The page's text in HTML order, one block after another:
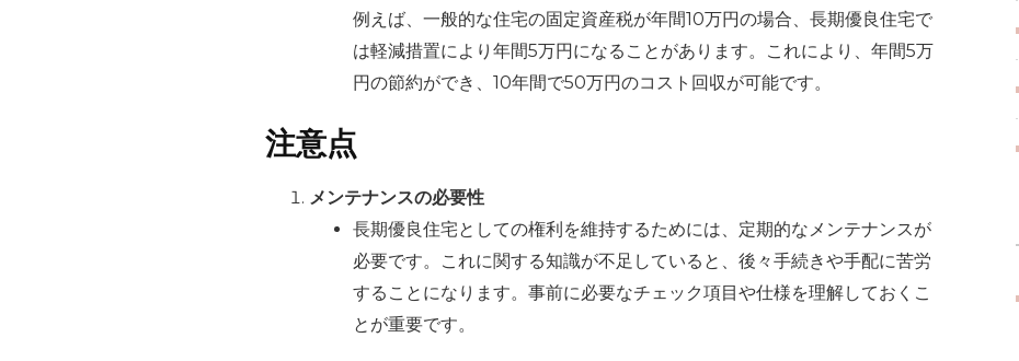
例えば、一般的な住宅の固定資産税が年間10万円の場合、長期優良住宅で
は軽減措置により年間5万円になることがあります。これにより、年間5万
円の節約ができ、10年間で50万円のコスト回収が可能です。
注意点
メンテナンスの必要性
長期優良住宅としての権利を維持するためには、定期的なメンテナンスが
必要です。これに関する知識が不足していると、後々手続きや手配に苦労
することになります。事前に必要なチェック項目や仕様を理解しておくこ
とが重要です。